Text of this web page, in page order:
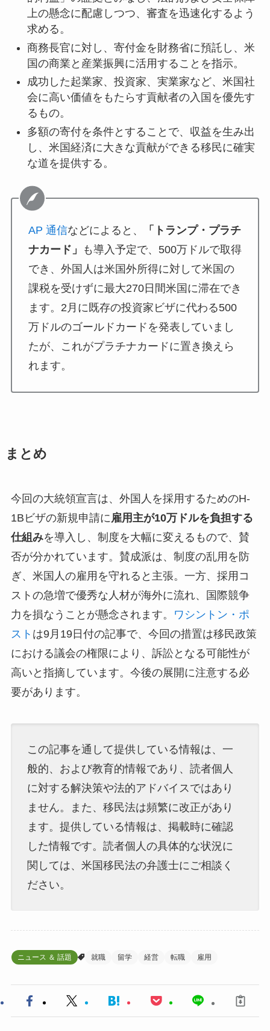
上の懸念に配慮しつつ、審査を迅速化するよう
求める。
商務長官に対し、寄付金を財務省に預託し、米
国の商業と産業振興に活用することを指示。
成功した起業家、投資家、実業家など、米国社
会に高い価値をもたらす貢献者の入国を優先す
るもの。
多額の寄付を条件とすることで、収益を生み出
し、米国経済に大きな貢献ができる移民に確実
な道を提供する。
AP 通信などによると、
「トランプ・プラチ
ナカード」
も導入予定で、500万ドルで取得
でき、外国人は米国外所得に対して米国の
課税を受けずに最大270日間米国に滞在でき
ます。2月に既存の投資家ビザに代わる500
万ドルのゴールドカードを発表していまし
たが、これがプラチナカードに置き換えら
れます。
まとめ
今回の大統領宣言は、外国人を採用するためのH-
1Bビザの新規申請に雇用主が10万ドルを負担する
仕組みを導入し、制度を大幅に変えるもので、賛
否が分かれています。賛成派は、制度の乱用を防
ぎ、米国人の雇用を守れると主張。一方、採用コ
ストの急増で優秀な人材が海外に流れ、国際競争
力を損なうことが懸念されます。
ワシントン・ポ
スト は9月19日付の記事で、今回の措置は移民政策
における議会の権限により、訴訟となる可能性が
高いと指摘しています。今後の展開に注意する必
要があります。
この記事を通して提供している情報は、一
般的、および教育的情報であり、読者個人
に対する解決策や法的アドバイスではあり
ません。また、移民法は頻繁に改正があり
ます。提供している情報は、掲載時に確認
した情報です。読者個人の具体的な状況に
関しては、米国移民法の弁護士にご相談く
ださい。
ニュース ＆ 話題 就職 留学 経営 転職 雇用